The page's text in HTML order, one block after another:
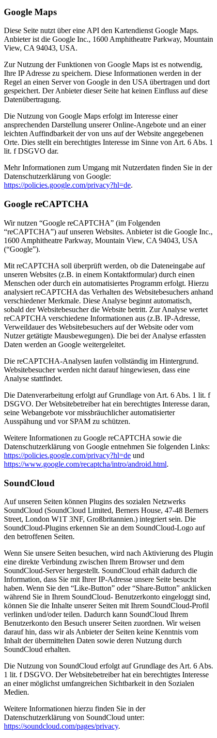
Google Maps
Diese Seite nutzt über eine API den Kartendienst Google Maps.
Anbieter ist die Google Inc., 1600 Amphitheatre Parkway, Mountain
View, CA 94043, USA.
Zur Nutzung der Funktionen von Google Maps ist es notwendig,
Ihre IP Adresse zu speichern. Diese Informationen werden in der
Regel an einen Server von Google in den USA übertragen und dort
gespeichert. Der Anbieter dieser Seite hat keinen Einfluss auf diese
Datenübertragung.
Die Nutzung von Google Maps erfolgt im Interesse einer
ansprechenden Darstellung unserer Online-Angebote und an einer
leichten Auffindbarkeit der von uns auf der Website angegebenen
Orte. Dies stellt ein berechtigtes Interesse im Sinne von Art. 6 Abs. 1
lit. f DSGVO dar.
Mehr Informationen zum Umgang mit Nutzerdaten finden Sie in der
Datenschutzerklärung von Google:
https://policies.google.com/privacy?hl=de.
Google reCAPTCHA
Wir nutzen “Google reCAPTCHA” (im Folgenden
“reCAPTCHA”) auf unseren Websites. Anbieter ist die Google Inc.,
1600 Amphitheatre Parkway, Mountain View, CA 94043, USA
(“Google”).
Mit reCAPTCHA soll überprüft werden, ob die Dateneingabe auf
unseren Websites (z.B. in einem Kontaktformular) durch einen
Menschen oder durch ein automatisiertes Programm erfolgt. Hierzu
analysiert reCAPTCHA das Verhalten des Websitebesuchers anhand
verschiedener Merkmale. Diese Analyse beginnt automatisch,
sobald der Websitebesucher die Website betritt. Zur Analyse wertet
reCAPTCHA verschiedene Informationen aus (z.B. IP-Adresse,
Verweildauer des Websitebesuchers auf der Website oder vom
Nutzer getätigte Mausbewegungen). Die bei der Analyse erfassten
Daten werden an Google weitergeleitet.
Die reCAPTCHA-Analysen laufen vollständig im Hintergrund.
Websitebesucher werden nicht darauf hingewiesen, dass eine
Analyse stattfindet.
Die Datenverarbeitung erfolgt auf Grundlage von Art. 6 Abs. 1 lit. f
DSGVO. Der Websitebetreiber hat ein berechtigtes Interesse daran,
seine Webangebote vor missbräuchlicher automatisierter
Ausspähung und vor SPAM zu schützen.
Weitere Informationen zu Google reCAPTCHA sowie die
Datenschutzerklärung von Google entnehmen Sie folgenden Links:
https://policies.google.com/privacy?hl=de und
https://www.google.com/recaptcha/intro/android.html.
SoundCloud
Auf unseren Seiten können Plugins des sozialen Netzwerks
SoundCloud (SoundCloud Limited, Berners House, 47-48 Berners
Street, London W1T 3NF, Großbritannien.) integriert sein. Die
SoundCloud-Plugins erkennen Sie an dem SoundCloud-Logo auf
den betroffenen Seiten.
Wenn Sie unsere Seiten besuchen, wird nach Aktivierung des Plugin
eine direkte Verbindung zwischen Ihrem Browser und dem
SoundCloud-Server hergestellt. SoundCloud erhält dadurch die
Information, dass Sie mit Ihrer IP-Adresse unsere Seite besucht
haben. Wenn Sie den “Like-Button” oder “Share-Button” anklicken
während Sie in Ihrem SoundCloud- Benutzerkonto eingeloggt sind,
können Sie die Inhalte unserer Seiten mit Ihrem SoundCloud-Profil
verlinken und/oder teilen. Dadurch kann SoundCloud Ihrem
Benutzerkonto den Besuch unserer Seiten zuordnen. Wir weisen
darauf hin, dass wir als Anbieter der Seiten keine Kenntnis vom
Inhalt der übermittelten Daten sowie deren Nutzung durch
SoundCloud erhalten.
Die Nutzung von SoundCloud erfolgt auf Grundlage des Art. 6 Abs.
1 lit. f DSGVO. Der Websitebetreiber hat ein berechtigtes Interesse
an einer möglichst umfangreichen Sichtbarkeit in den Sozialen
Medien.
Weitere Informationen hierzu finden Sie in der
Datenschutzerklärung von SoundCloud unter:
https://soundcloud.com/pages/privacy.